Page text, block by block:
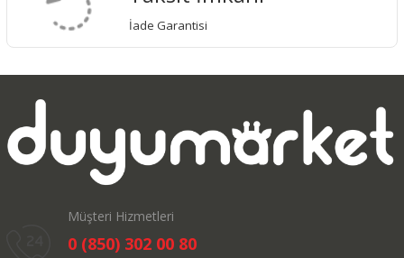
İade Garantisi
Müşteri Hizmetleri
0 (850) 302 00 80